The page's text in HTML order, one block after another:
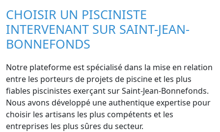
CHOISIR UN PISCINISTE
INTERVENANT SUR SAINT-JEAN-
BONNEFONDS
Notre plateforme est spécialisé dans la mise en relation
entre les porteurs de projets de piscine et les plus
fiables piscinistes exerçant sur Saint-Jean-Bonnefonds.
Nous avons développé une authentique expertise pour
choisir les artisans les plus compétents et les
entreprises les plus sûres du secteur.